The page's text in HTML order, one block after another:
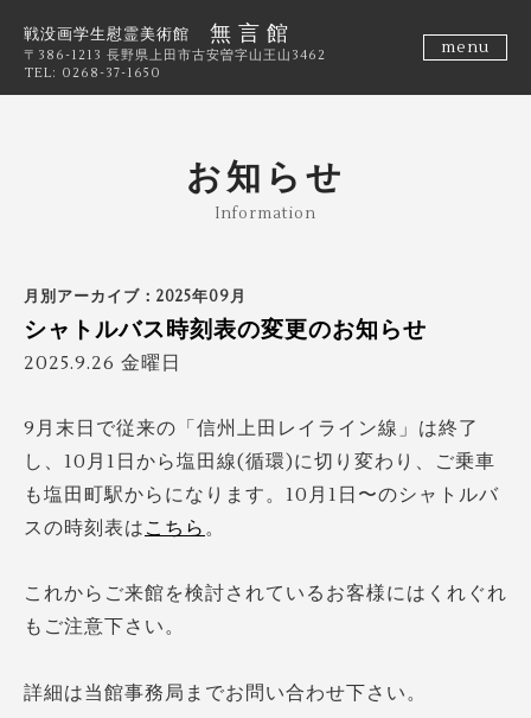
戦没画学生慰霊美術館 無 言 館
〒386-1213 長野県上田市古安曽字山王山3462
TEL: 0268-37-1650
menu
お知らせ
Information
月別アーカイブ：2025年09月
シャトルバス時刻表の変更のお知らせ
2025.9.26 金曜日
9月末日で従来の「信州上田レイライン線」は終了
し、10月1日から塩田線(循環)に切り変わり、ご乗車
も塩田町駅からになります。10月1日〜のシャトルバ
スの時刻表は こちら 。
これからご来館を検討されているお客様にはくれぐれ
もご注意下さい。
詳細は当館事務局までお問い合わせ下さい。